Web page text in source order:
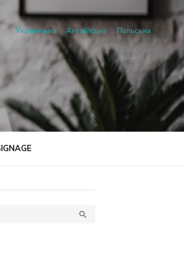
Українська Англійська Польська
